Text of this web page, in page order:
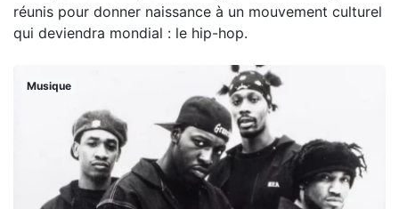
réunis pour donner naissance à un mouvement culturel
qui deviendra mondial : le hip-hop.
Musique